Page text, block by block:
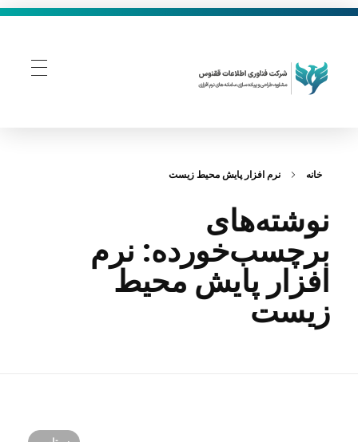
خانه نرم‌ افزار پایش محیط زیست
نوشته‌های
برچسب‌خورده: نرم‌
افزار پایش محیط
زیست